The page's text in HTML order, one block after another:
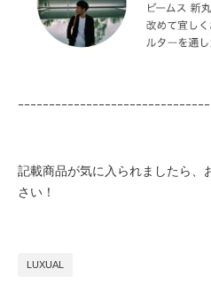
ｰｰｰｰｰｰｰｰｰｰｰｰｰｰｰｰｰｰｰｰｰｰｰｰｰｰｰｰｰｰ
記載商品が気に入られましたら、
さい！
LUXUAL